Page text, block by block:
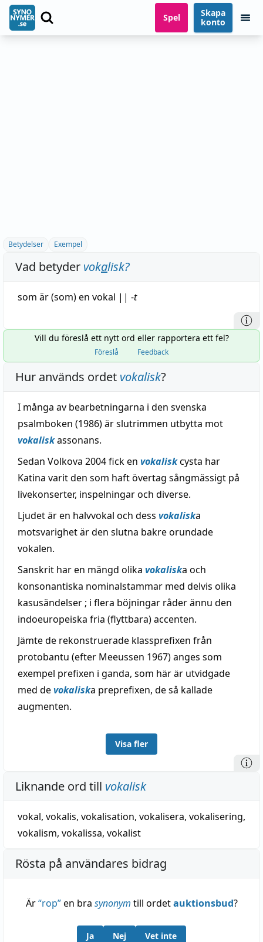
Spel
Skapa
konto
Betydelser Exempel
Vad betyder vokalisk?
som är (som) en vokal || -t
Vill du föreslå ett nytt ord eller rapportera ett fel?
Föreslå Feedback
Hur används ordet vokalisk?
I många av bearbetningarna i den svenska
psalmboken (1986) är slutrimmen utbytta mot
vokaliskassonans.
Sedan Volkova 2004 fick en vokaliskcysta har
Katina varit den som haft övertag sångmässigt på
livekonserter, inspelningar och diverse.
Ljudet är en halvvokal och dess vokaliska
motsvarighet är den slutna bakre orundade
vokalen.
Sanskrit har en mängd olika vokaliska och
konsonantiska nominalstammar med delvis olika
kasusändelser ; i flera böjningar råder ännu den
indoeuropeiska fria (flyttbara) accenten.
Jämte de rekonstruerade klassprefixen från
protobantu (efter Meeussen 1967) anges som
exempel prefixen i ganda, som här är utvidgade
med devokaliska preprefixen, de så kallade
augmenten.
Visa fler
Liknande ord till vokalisk
vokal, vokalis, vokalisation, vokalisera, vokalisering,
vokalism, vokalissa, vokalist
Rösta på användares bidrag
Är“rop”en bra synonym till ordetauktionsbud?
Ja Nej Vet inte